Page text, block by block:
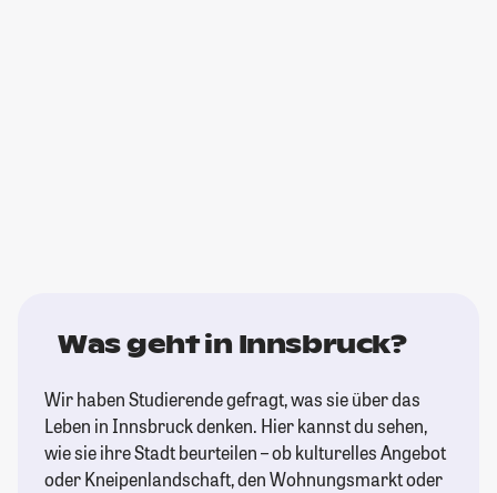
Was geht in Innsbruck?
Wir haben Studierende gefragt, was sie über das
Leben in Innsbruck denken. Hier kannst du sehen,
wie sie ihre Stadt beurteilen – ob kulturelles Angebot
oder Kneipenlandschaft, den Wohnungsmarkt oder